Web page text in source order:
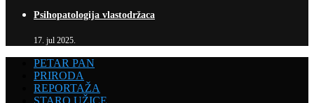
Psihopatologija vlastodržaca
17. jul 2025.
PETAR PAN
PRIRODA
REPORTAŽA
STARO UŽICE